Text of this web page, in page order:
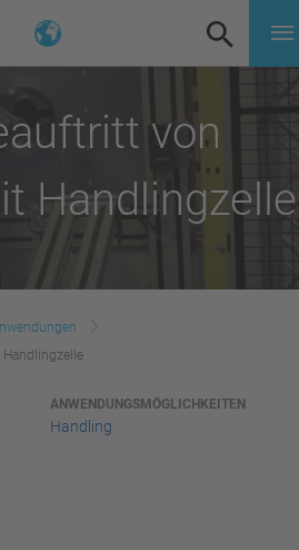
von
Handlingzelle
ANWENDUNGSMÖGLICHKEITEN
Handling